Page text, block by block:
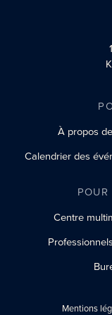
À propos
Calendrier des
Centre
Mentions